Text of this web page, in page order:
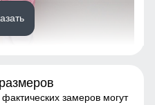
замеров могут